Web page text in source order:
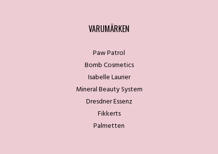
VARUMÄRKEN
Paw Patrol
Bomb Cosmetics
Isabelle Laurier
Mineral Beauty System
Dresdner Essenz
Fikkerts
Palmetten